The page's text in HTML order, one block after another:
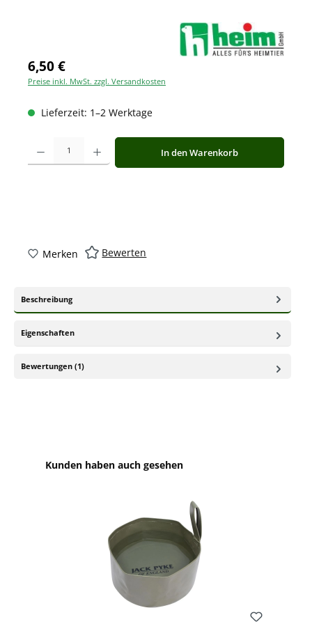
6,50 €
Preise inkl. MwSt. zzgl. Versandkosten
Lieferzeit: 1–2 Werktage
Produkt Anzahl: Gib den gewünschten Wert ein oder benutze die
In den Warenkorb
Merken Bewerten
Beschreibung
Eigenschaften
Bewertungen (1)
Produktgalerie überspringen
Kunden haben auch gesehen